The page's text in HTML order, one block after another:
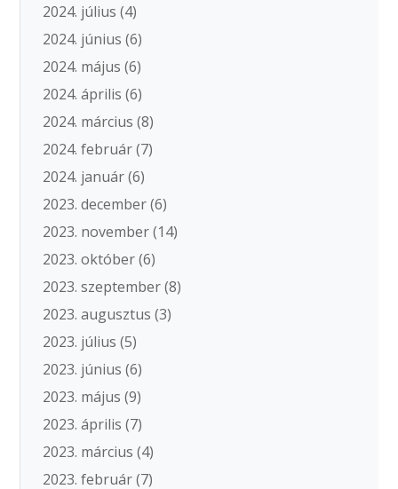
2024. július (4)
2024. június (6)
2024. május (6)
2024. április (6)
2024. március (8)
2024. február(7)
2024. január(6)
2023. december(6)
2023. november(14)
2023. október(6)
2023. szeptember(8)
2023. augusztus (3)
2023. július (5)
2023. június (6)
2023. május (9)
2023. április (7)
2023. március (4)
2023. február(7)